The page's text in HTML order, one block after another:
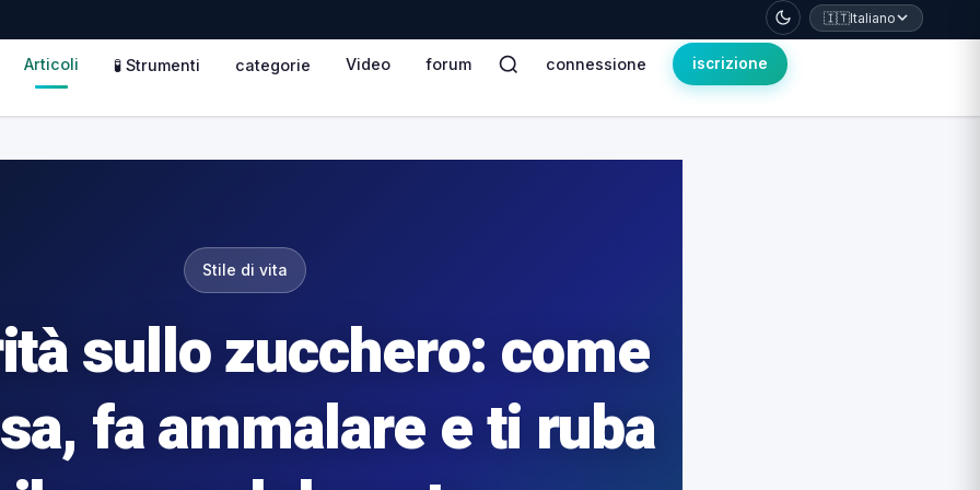
🇮🇹Italiano
Articoli 🧪 Strumenti categorie Video forum connessione iscrizione
Stile di vita
sullo zucchero: come
fa ammalare e ti ruba